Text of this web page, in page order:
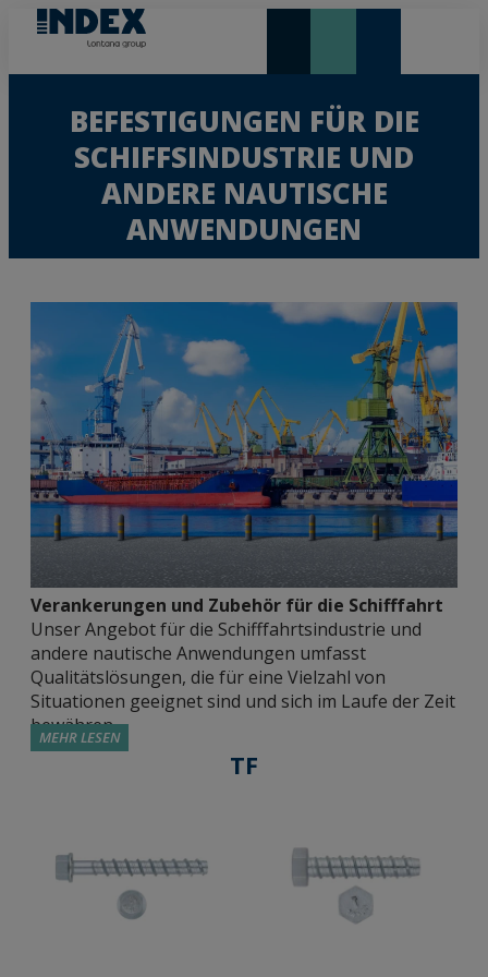
BEFESTIGUNGEN FÜR DIE
SCHIFFSINDUSTRIE UND
ANDERE NAUTISCHE
ANWENDUNGEN
Verankerungen und Zubehör für die Schifffahrt
Unser Angebot für die Schifffahrtsindustrie und
andere nautische Anwendungen umfasst
Qualitätslösungen, die für eine Vielzahl von
Situationen geeignet sind und sich im Laufe der Zeit
bewähren.
hochleistungsfähige Befestigungen. Wir haben
Spreizdübel mit Außengewinde (MT), Spreizdübel
mit Innengewinde (HE), Schrauben für die direkte
Befestigung in Beton (TH/TF) oder für schwere
MEHR LESEN
TF